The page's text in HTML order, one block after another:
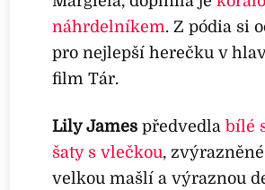
náhrdelníkem. Z pódia si
pro nejlepší herečku v
film Tár.
Lily James předvedlabílé
šaty s vlečkou,
velkou mašlí a výraznou